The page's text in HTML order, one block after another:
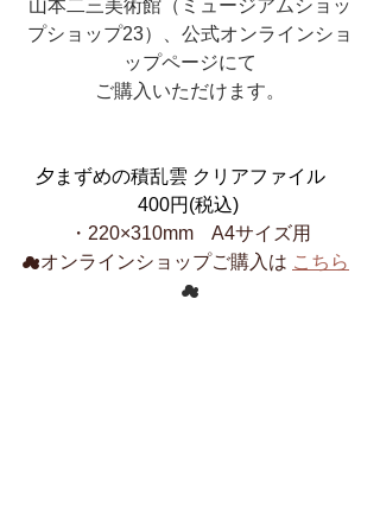
山本二三美術館（ミュージアムショッ
プショップ23）、公式オンラインショ
ップページにて
ご購入いただけます。
夕まずめの積乱雲 クリアファイル
400円(税込)​
・220×310mm​​​​​​​　A4サイズ用
☁​オンラインショップご購入は こちら
☁